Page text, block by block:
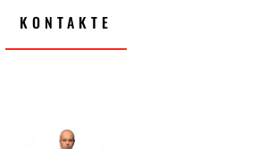
KONTAKTE